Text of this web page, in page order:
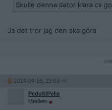
Skulle denna dator klara cs
Ja det tror jag den ska göra
2014-04-16, 23:03
PedofilPelle
Medlem